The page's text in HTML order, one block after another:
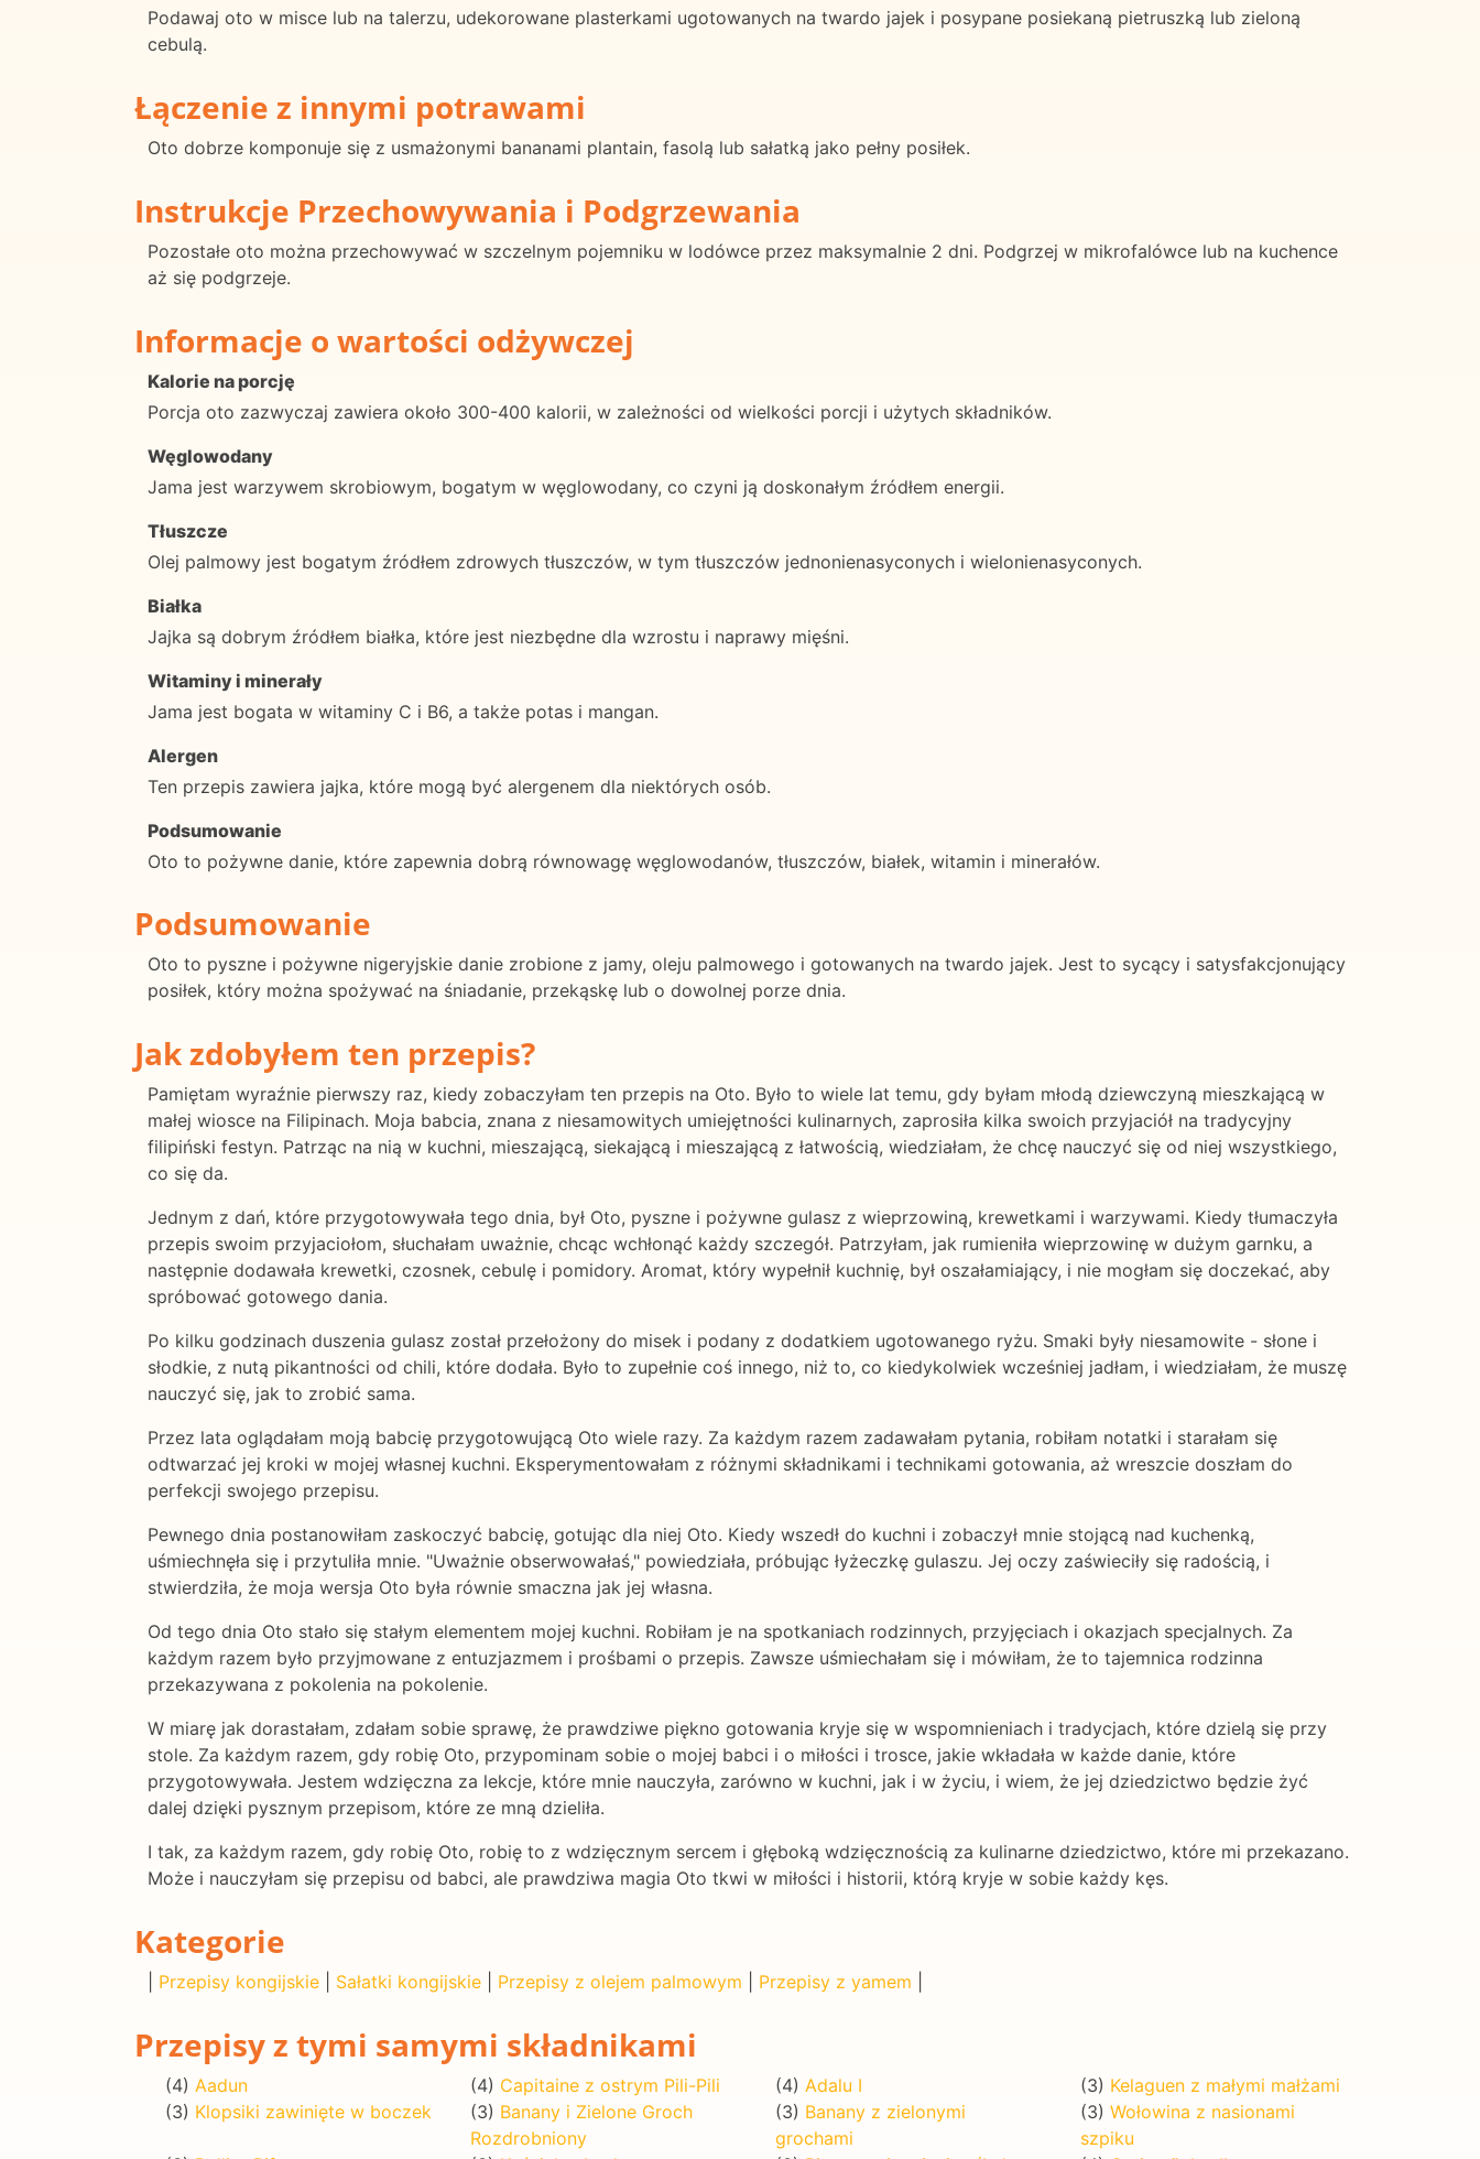
Podawaj oto w misce lub na talerzu, udekorowane plasterkami ugotowanych na twardo jajek i posypane posiekaną pietruszką lub zieloną
cebulą.
Łączenie z innymi potrawami
Oto dobrze komponuje się z usmażonymi bananami plantain, fasolą lub sałatką jako pełny posiłek.
Instrukcje Przechowywania i Podgrzewania
Pozostałe oto można przechowywać w szczelnym pojemniku w lodówce przez maksymalnie 2 dni. Podgrzej w mikrofalówce lub na kuchence
aż się podgrzeje.
Informacje o wartości odżywczej
Kalorie na porcję
Porcja oto zazwyczaj zawiera około 300-400 kalorii, w zależności od wielkości porcji i użytych składników.
Węglowodany
Jama jest warzywem skrobiowym, bogatym w węglowodany, co czyni ją doskonałym źródłem energii.
Tłuszcze
Olej palmowy jest bogatym źródłem zdrowych tłuszczów, w tym tłuszczów jednonienasyconych i wielonienasyconych.
Białka
Jajka są dobrym źródłem białka, które jest niezbędne dla wzrostu i naprawy mięśni.
Witaminy i minerały
Jama jest bogata w witaminy C i B6, a także potas i mangan.
Alergen
Ten przepis zawiera jajka, które mogą być alergenem dla niektórych osób.
Podsumowanie
Oto to pożywne danie, które zapewnia dobrą równowagę węglowodanów, tłuszczów, białek, witamin i minerałów.
Podsumowanie
Oto to pyszne i pożywne nigeryjskie danie zrobione z jamy, oleju palmowego i gotowanych na twardo jajek. Jest to sycący i satysfakcjonujący
posiłek, który można spożywać na śniadanie, przekąskę lub o dowolnej porze dnia.
Jak zdobyłem ten przepis?
Pamiętam wyraźnie pierwszy raz, kiedy zobaczyłam ten przepis na Oto. Było to wiele lat temu, gdy byłam młodą dziewczyną mieszkającą w
małej wiosce na Filipinach. Moja babcia, znana z niesamowitych umiejętności kulinarnych, zaprosiła kilka swoich przyjaciół na tradycyjny
filipiński festyn. Patrząc na nią w kuchni, mieszającą, siekającą i mieszającą z łatwością, wiedziałam, że chcę nauczyć się od niej wszystkiego,
co się da.
Jednym z dań, które przygotowywała tego dnia, był Oto, pyszne i pożywne gulasz z wieprzowiną, krewetkami i warzywami. Kiedy tłumaczyła
przepis swoim przyjaciołom, słuchałam uważnie, chcąc wchłonąć każdy szczegół. Patrzyłam, jak rumieniła wieprzowinę w dużym garnku, a
następnie dodawała krewetki, czosnek, cebulę i pomidory. Aromat, który wypełnił kuchnię, był oszałamiający, i nie mogłam się doczekać, aby
spróbować gotowego dania.
Po kilku godzinach duszenia gulasz został przełożony do misek i podany z dodatkiem ugotowanego ryżu. Smaki były niesamowite - słone i
słodkie, z nutą pikantności od chili, które dodała. Było to zupełnie coś innego, niż to, co kiedykolwiek wcześniej jadłam, i wiedziałam, że muszę
nauczyć się, jak to zrobić sama.
Przez lata oglądałam moją babcię przygotowującą Oto wiele razy. Za każdym razem zadawałam pytania, robiłam notatki i starałam się
odtwarzać jej kroki w mojej własnej kuchni. Eksperymentowałam z różnymi składnikami i technikami gotowania, aż wreszcie doszłam do
perfekcji swojego przepisu.
Pewnego dnia postanowiłam zaskoczyć babcię, gotując dla niej Oto. Kiedy wszedł do kuchni i zobaczył mnie stojącą nad kuchenką,
uśmiechnęła się i przytuliła mnie. "Uważnie obserwowałaś," powiedziała, próbując łyżeczkę gulaszu. Jej oczy zaświeciły się radością, i
stwierdziła, że moja wersja Oto była równie smaczna jak jej własna.
Od tego dnia Oto stało się stałym elementem mojej kuchni. Robiłam je na spotkaniach rodzinnych, przyjęciach i okazjach specjalnych. Za
każdym razem było przyjmowane z entuzjazmem i prośbami o przepis. Zawsze uśmiechałam się i mówiłam, że to tajemnica rodzinna
przekazywana z pokolenia na pokolenie.
W miarę jak dorastałam, zdałam sobie sprawę, że prawdziwe piękno gotowania kryje się w wspomnieniach i tradycjach, które dzielą się przy
stole. Za każdym razem, gdy robię Oto, przypominam sobie o mojej babci i o miłości i trosce, jakie wkładała w każde danie, które
przygotowywała. Jestem wdzięczna za lekcje, które mnie nauczyła, zarówno w kuchni, jak i w życiu, i wiem, że jej dziedzictwo będzie żyć
dalej dzięki pysznym przepisom, które ze mną dzieliła.
I tak, za każdym razem, gdy robię Oto, robię to z wdzięcznym sercem i głęboką wdzięcznością za kulinarne dziedzictwo, które mi przekazano.
Może i nauczyłam się przepisu od babci, ale prawdziwa magia Oto tkwi w miłości i historii, którą kryje w sobie każdy kęs.
Kategorie
Przepisy kongijskie Sałatki kongijskie Przepisy z olejem palmowym Przepisy z yamem
Przepisy z tymi samymi składnikami
(4) Aadun (4) Capitaine z ostrym Pili-Pili (4) Adalu I (3) Kelaguen z małymi małżami
(3) Klopsiki zawinięte w boczek (3) Banany i Zielone Groch
Rozdrobniony
(3) Banany z zielonymi
grochami
(3) Wołowina z nasionami
szpiku